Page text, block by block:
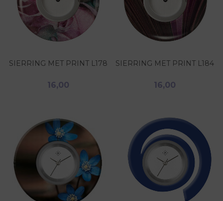
SIERRING MET PRINT L178
16,00
SIERRING MET PRINT L184
16,00